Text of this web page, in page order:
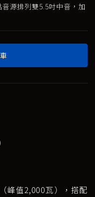
源排列雙5.5吋中音，加
峰值2,000瓦），搭配